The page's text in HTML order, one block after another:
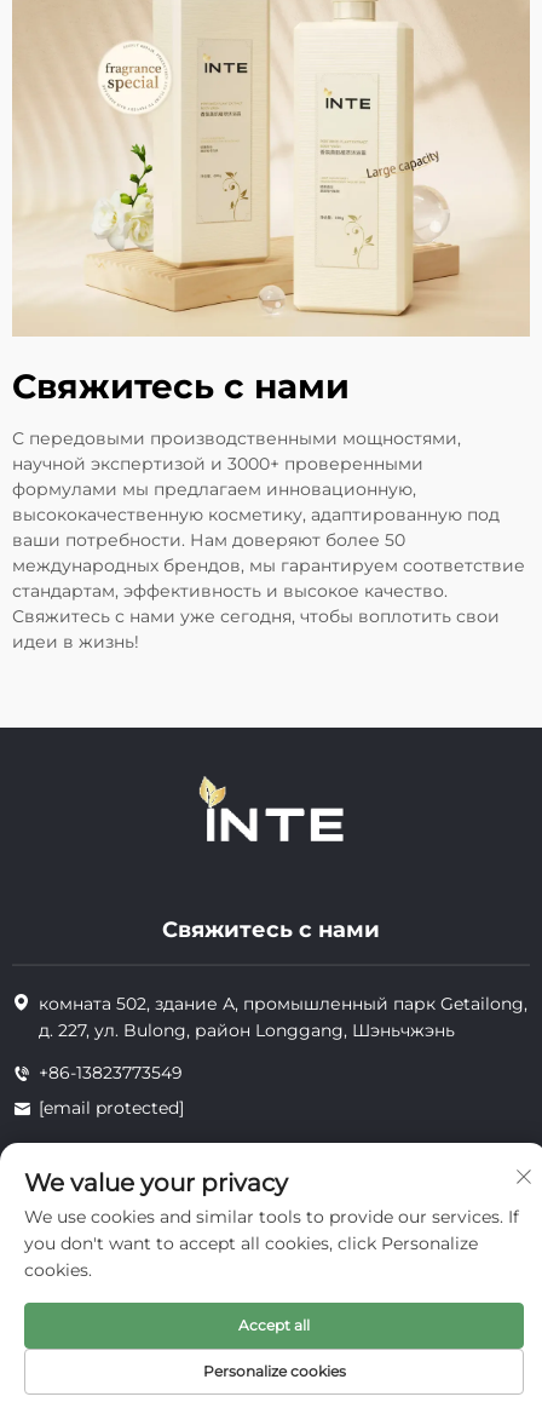
Свяжитесь с нами
С передовыми производственными мощностями,
научной экспертизой и 3000+ проверенными
формулами мы предлагаем инновационную,
высококачественную косметику, адаптированную под
ваши потребности. Нам доверяют более 50
международных брендов, мы гарантируем соответствие
стандартам, эффективность и высокое качество.
Свяжитесь с нами уже сегодня, чтобы воплотить свои
идеи в жизнь!
Свяжитесь с нами
комната 502, здание А, промышленный парк Getailong,
д. 227, ул. Bulong, район Longgang, Шэньчжэнь
+86-13823773549
[email protected]
Все права защищены © 2025 Inte Cosmetics (Shenzhen) Co., Ltd.
конфиденциальность
We value your privacy
We use cookies and similar tools to provide our services. If
you don't want to accept all cookies, click Personalize
cookies.
Personalize cookies
Accept all